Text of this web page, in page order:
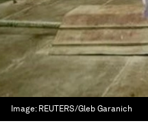
Image: REUTERS/Gleb Garanich